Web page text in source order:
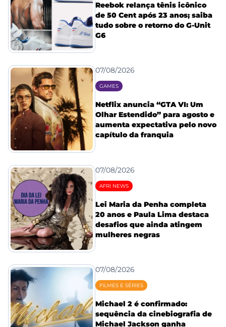
Reebok relança tênis icônico
de 50 Cent após 23 anos; saiba
tudo sobre o retorno do G-Unit
G6
07/08/2026
GAMES
Netflix anuncia “GTA VI: Um
Olhar Estendido” para agosto e
aumenta expectativa pelo novo
capítulo da franquia
07/08/2026
AFRI NEWS
Lei Maria da Penha completa
20 anos e Paula Lima destaca
desafios que ainda atingem
mulheres negras
07/08/2026
FILMES E SÉRIES
Michael 2 é confirmado:
sequência da cinebiografia de
Michael Jackson ganha